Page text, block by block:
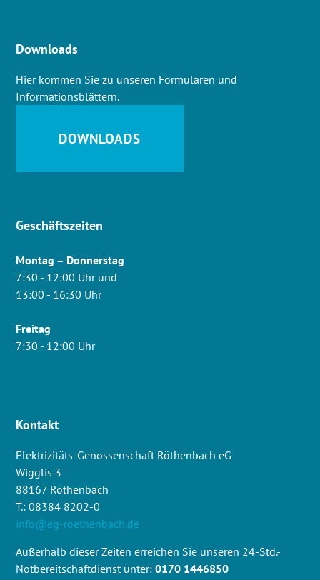
Downloads
Hier kommen Sie zu unseren Formularen und
Informationsblättern.
DOWNLOADS
Geschäftszeiten
Montag – Donnerstag
7:30 - 12:00 Uhr und
13:00 - 16:30 Uhr
Freitag
7:30 - 12:00 Uhr
Kontakt
Elektrizitäts-Genossenschaft Röthenbach eG
Wigglis 3
88167 Röthenbach
T.: 08384 8202-0
info@eg-roethenbach.de
Außerhalb dieser Zeiten erreichen Sie unseren 24-Std.-
Notbereitschaftdienst unter: 0170 1446850